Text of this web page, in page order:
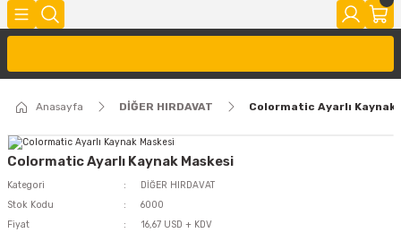
Anasayfa DİĞER HIRDAVAT Colormatic Ayarlı Kaynak
Colormatic Ayarlı Kaynak Maskesi
Kategori
DİĞER HIRDAVAT
Stok Kodu
6000
Fiyat
16,67 USD + KDV